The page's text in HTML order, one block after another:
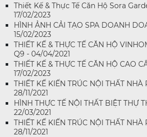
Thiết Kế & Thực Tế Căn Hộ Sora
17/02/2023
HÌNH ẢNH CẢI TẠO SPA DOANH
15/02/2023
THIẾT KẾ & THỰC TẾ CĂN HỘ
Q9 - 04/04/2021
THIẾT KẾ & THỰC TẾ CĂN HỘ CAO
17/02/2023
THIẾT KẾ KIẾN TRÚC NỘI THẤT NHÀ
28/11/2021
HÌNH THỰC TẾ NỘI THẤT BIỆT THỰ
22/03/2021
THIẾT KẾ KIẾN TRÚC NỘI THẤT
28/11/2021